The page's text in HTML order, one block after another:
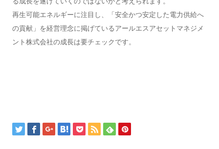
再生可能エネルギーに注目し、「安全かつ安定した電力供給へ
の貢献」を経営理念に掲げているアールエスアセットマネジメ
ント株式会社の成長は要チェックです。